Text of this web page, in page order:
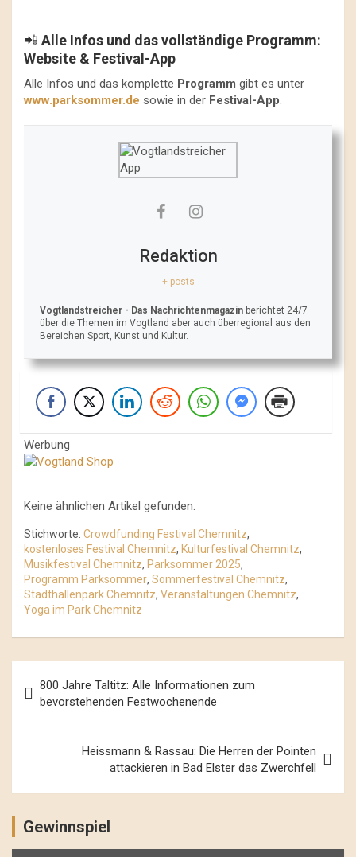
📲 Alle Infos und das vollständige Programm:
Website & Festival-App
Alle Infos und das komplette Programm gibt es unter
www.parksommer.de sowie in der Festival-App.
Redaktion
+ posts
Vogtlandstreicher - Das Nachrichtenmagazin berichtet 24/7
über die Themen im Vogtland aber auch überregional aus den
Bereichen Sport, Kunst und Kultur.
Werbung
Keine ähnlichen Artikel gefunden.
Stichworte: Crowdfunding Festival Chemnitz,
kostenloses Festival Chemnitz, Kulturfestival Chemnitz,
Musikfestival Chemnitz, Parksommer 2025,
Programm Parksommer, Sommerfestival Chemnitz,
Stadthallenpark Chemnitz, Veranstaltungen Chemnitz,
Yoga im Park Chemnitz
Navigation
800 Jahre Taltitz: Alle Informationen zum
bevorstehenden Festwochenende
Heissmann & Rassau: Die Herren der Pointen
attackieren in Bad Elster das Zwerchfell
Gewinnspiel